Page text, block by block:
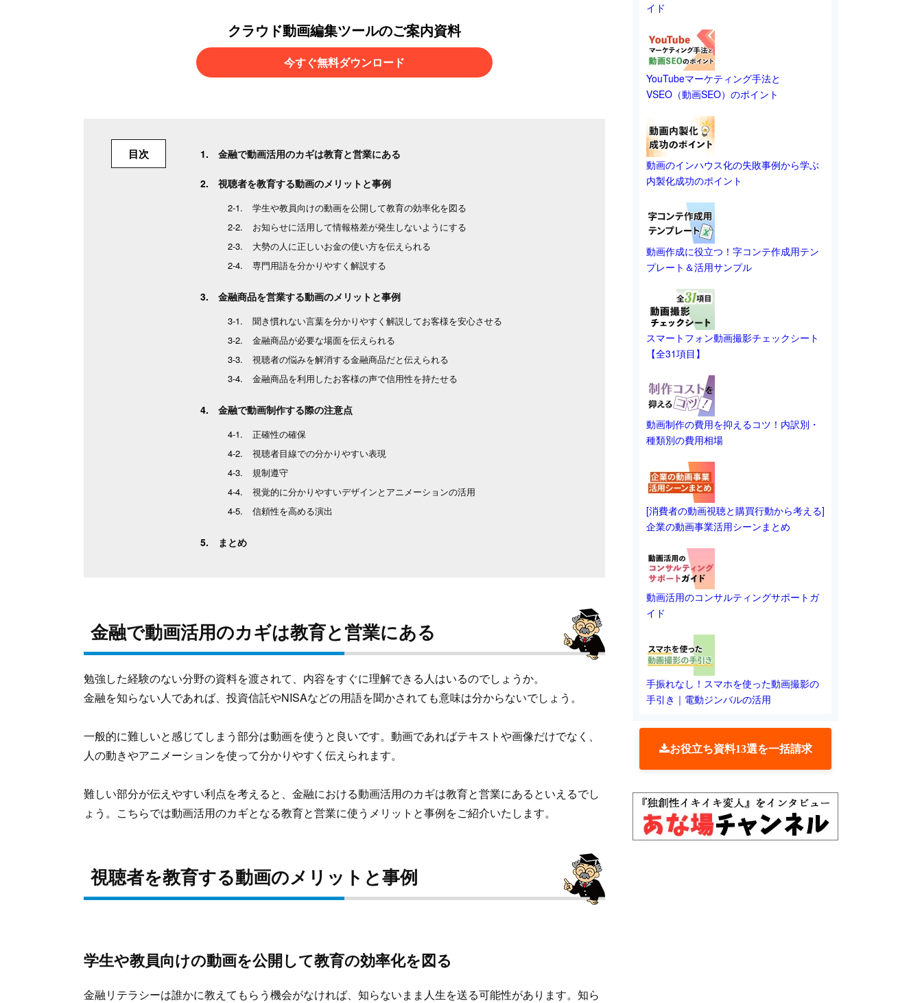
クラウド動画編集ツールのご案内資料
今すぐ無料ダウンロード
目次 金融で動画活用のカギは教育と営業にある
視聴者を教育する動画のメリットと事例
学生や教員向けの動画を公開して教育の効率化を図る
お知らせに活用して情報格差が発生しないようにする
大勢の人に正しいお金の使い方を伝えられる
専門用語を分かりやすく解説する
金融商品を営業する動画のメリットと事例
聞き慣れない言葉を分かりやすく解説してお客様を安心させる
金融商品が必要な場面を伝えられる
視聴者の悩みを解消する金融商品だと伝えられる
金融商品を利用したお客様の声で信用性を持たせる
金融で動画制作する際の注意点
正確性の確保
視聴者目線での分かりやすい表現
規制遵守
視覚的に分かりやすいデザインとアニメーションの活用
信頼性を高める演出
まとめ
金融で動画活用のカギは教育と営業にある
勉強した経験のない分野の資料を渡されて、内容をすぐに理解できる人はいるのでしょうか。
金融を知らない人であれば、投資信託やNISAなどの用語を聞かされても意味は分からないでしょう。
一般的に難しいと感じてしまう部分は動画を使うと良いです。動画であればテキストや画像だけでなく、
人の動きやアニメーションを使って分かりやすく伝えられます。
難しい部分が伝えやすい利点を考えると、金融における動画活用のカギは教育と営業にあるといえるでし
ょう。こちらでは動画活用のカギとなる教育と営業に使うメリットと事例をご紹介いたします。
視聴者を教育する動画のメリットと事例
学生や教員向けの動画を公開して教育の効率化を図る
金融リテラシーは誰かに教えてもらう機会がなければ、知らないまま人生を送る可能性があります。知ら
イド
YouTubeマーケティング手法と
VSEO（動画SEO）のポイント
動画のインハウス化の失敗事例から学ぶ
内製化成功のポイント
動画作成に役立つ！字コンテ作成用テン
プレート＆活用サンプル
スマートフォン動画撮影チェックシート
【全31項目】
動画制作の費用を抑えるコツ！内訳別・
種類別の費用相場
[消費者の動画視聴と購買行動から考える]
企業の動画事業活用シーンまとめ
動画活用のコンサルティングサポートガ
イド
手振れなし！スマホを使った動画撮影の
手引き｜電動ジンバルの活用
お役立ち資料13選を一括請求